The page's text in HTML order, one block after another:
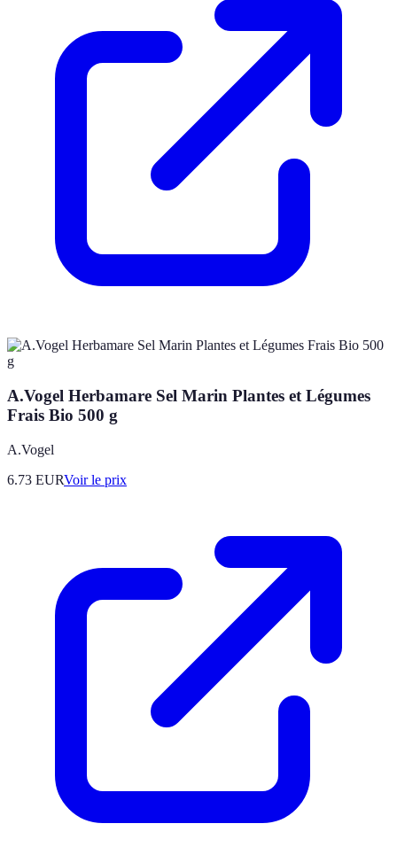
A.Vogel Herbamare Sel Marin Plantes et Légumes
Frais Bio 500 g
A.Vogel
6.73 EURVoir le prix